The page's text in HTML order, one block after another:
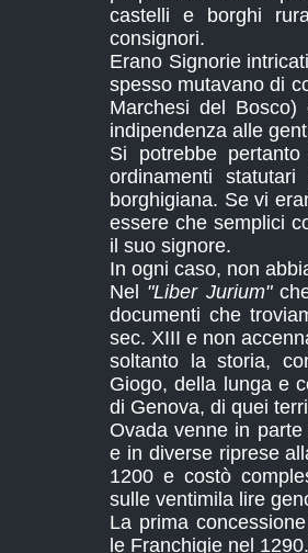
castelli e borghi
consignori.
Erano Signorie
spesso mutavano di
Marchesi del
indipendenza alle
Si potrebbe
ordinamenti
borghigiana. Se vi
essere che semplici
il suo signore.
In ogni caso, non
Nel "Liber Jurium"
documenti che
sec. XIII e non
soltanto la storia,
Giogo, della lunga e
di Genova, di quei
Ovada venne in
e in diverse riprese
1200 e costò
sulle ventimila lire
La prima
le Franchigie nel